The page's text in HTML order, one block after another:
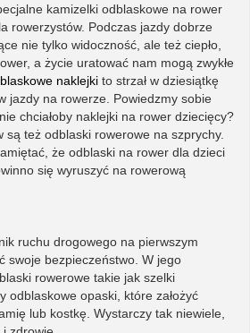
kamizelki odblaskowe na rower
rowerzystów. Podczas jazdy dobrze
nie tylko widoczność, ale też ciepło,
a życie uratować nam mogą zwykłe
naklejki to strzał w dziesiątkę
jazdy na rowerze. Powiedzmy sobie
chciałoby naklejki na rower dziecięcy?
są też odblaski rowerowe na szprychy.
że odblaski na rower dla dzieci
się wyruszyć na rowerową
ruchu drogowego na pierwszym
swoje bezpieczeństwo. W jego
rowerowe takie jak szelki
odblaskowe opaski, które założyć
lub kostkę. Wystarczy tak niewiele,